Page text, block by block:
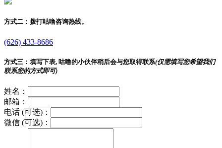
方式二： 拨打咕噜咨询热线。
(626) 433-8686
方式三： 填写下表, 咕噜的小伙伴稍后会与您取得联系(仅需填写您希望我们
联系您的方式即可)
姓名：
邮箱：
电话 (可选)：
微信 (可选)：